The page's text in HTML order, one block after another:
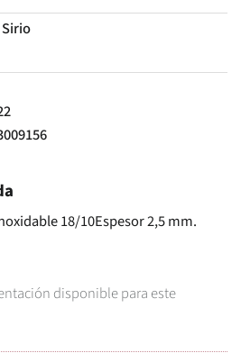
18/10Espesor 2,5 mm.
disponible para este